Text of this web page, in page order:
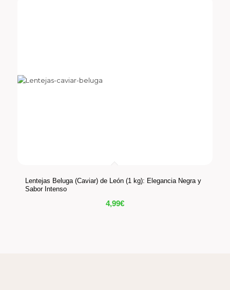
Lentejas Beluga (Caviar) de León (1 kg): Elegancia Negra y
Sabor Intenso
4,99€